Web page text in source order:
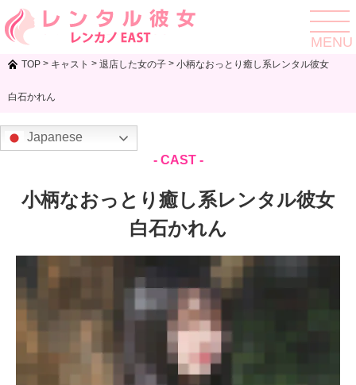
toggle
MENU
TOP > キャスト > 退店した女の子 > 小柄なおっとり癒し系レンタル彼女
白石かれん
Japanese
- CAST -
小柄なおっとり癒し系レンタル彼女
白石かれん